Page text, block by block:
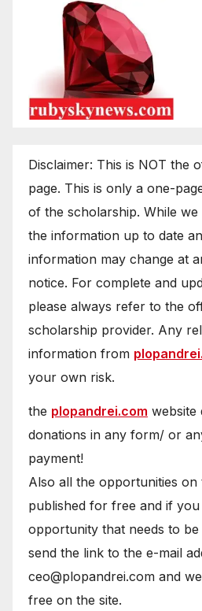
Disclaimer: This is NOT the
page. This is only a one-
of the scholarship. While
the information up to date
information may change at
notice. For complete and
please always refer to the
scholarship provider. Any
information from
your own risk.
the plopandrei.com website
donations in any form/ or
payment!
Also all the opportunities on
published for free and if
opportunity that needs to
send the link to the e-mail
ceo@plopandrei.com and
free on the site.